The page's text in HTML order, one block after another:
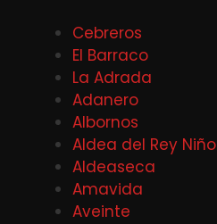
Cebreros
El Barraco
La Adrada
Adanero
Albornos
Aldea del Rey Niño
Aldeaseca
Amavida
Aveinte